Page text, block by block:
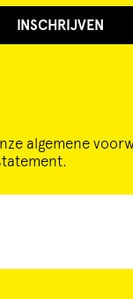
INSCHRIJVEN
algemene